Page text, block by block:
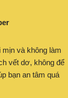
và không làm
vết dơ, không để
bạn an tâm quá